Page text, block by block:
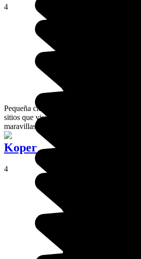
4
Pequeña ciudad en pleno valle del Soca,
sitios que visitar, pero cuenta con una
maravillas naturales de la región.
Koper
4